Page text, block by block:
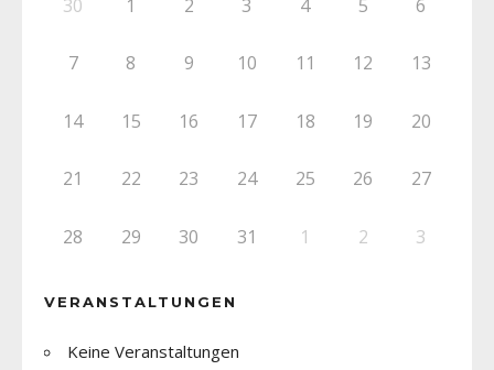
30 1 2 3 4 5 6
7 8 9 10 11 12 13
14 15 16 17 18 19 20
21 22 23 24 25 26 27
28 29 30 31 1 2 3
VERANSTALTUNGEN
Keine Veranstaltungen